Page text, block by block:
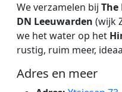
We verzamelen bij The
DN Leeuwarden (wijk
we het water op het
rustig, ruim meer,
Adres en meer